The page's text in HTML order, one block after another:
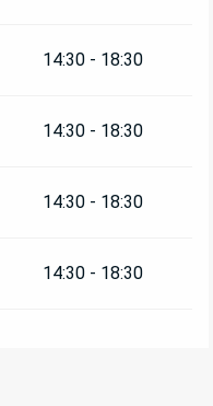
14:30 - 18:30
14:30 - 18:30
14:30 - 18:30
14:30 - 18:30